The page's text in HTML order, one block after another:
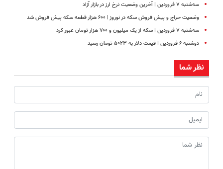
سه‌شنبه ۷ فروردین | آخرین وضعیت نرخ ارز در بازار آزاد
وضعیت حراج و پیش فروش سکه در نوروز | ۶۰۰ هزار قطعه سکه پیش فروش شد
سه‌شنبه ۷ فروردین | سکه از یک میلیون و ۷۰۰ هزار تومان عبور کرد
دوشنبه ۶ فروردین | قیمت دلار به ۵۰۲۳ تومان رسید
نظر شما